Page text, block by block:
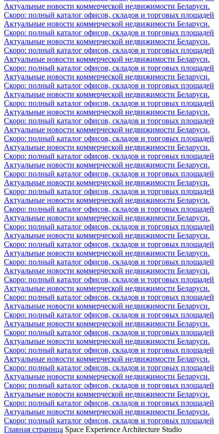
Актуальные новости коммерческой недвижимости Беларуси.
Скоро: полный каталог офисов, складов и торговых площадей
Актуальные новости коммерческой недвижимости Беларуси.
Скоро: полный каталог офисов, складов и торговых площадей
Актуальные новости коммерческой недвижимости Беларуси.
Скоро: полный каталог офисов, складов и торговых площадей
Актуальные новости коммерческой недвижимости Беларуси.
Скоро: полный каталог офисов, складов и торговых площадей
Актуальные новости коммерческой недвижимости Беларуси.
Скоро: полный каталог офисов, складов и торговых площадей
Актуальные новости коммерческой недвижимости Беларуси.
Скоро: полный каталог офисов, складов и торговых площадей
Актуальные новости коммерческой недвижимости Беларуси.
Скоро: полный каталог офисов, складов и торговых площадей
Актуальные новости коммерческой недвижимости Беларуси.
Скоро: полный каталог офисов, складов и торговых площадей
Актуальные новости коммерческой недвижимости Беларуси.
Скоро: полный каталог офисов, складов и торговых площадей
Актуальные новости коммерческой недвижимости Беларуси.
Скоро: полный каталог офисов, складов и торговых площадей
Актуальные новости коммерческой недвижимости Беларуси.
Скоро: полный каталог офисов, складов и торговых площадей
Актуальные новости коммерческой недвижимости Беларуси.
Скоро: полный каталог офисов, складов и торговых площадей
Актуальные новости коммерческой недвижимости Беларуси.
Скоро: полный каталог офисов, складов и торговых площадей
Актуальные новости коммерческой недвижимости Беларуси.
Скоро: полный каталог офисов, складов и торговых площадей
Актуальные новости коммерческой недвижимости Беларуси.
Скоро: полный каталог офисов, складов и торговых площадей
Актуальные новости коммерческой недвижимости Беларуси.
Скоро: полный каталог офисов, складов и торговых площадей
Актуальные новости коммерческой недвижимости Беларуси.
Скоро: полный каталог офисов, складов и торговых площадей
Актуальные новости коммерческой недвижимости Беларуси.
Скоро: полный каталог офисов, складов и торговых площадей
Актуальные новости коммерческой недвижимости Беларуси.
Скоро: полный каталог офисов, складов и торговых площадей
Актуальные новости коммерческой недвижимости Беларуси.
Скоро: полный каталог офисов, складов и торговых площадей
Актуальные новости коммерческой недвижимости Беларуси.
Скоро: полный каталог офисов, складов и торговых площадей
Актуальные новости коммерческой недвижимости Беларуси.
Скоро: полный каталог офисов, складов и торговых площадей
Актуальные новости коммерческой недвижимости Беларуси.
Скоро: полный каталог офисов, складов и торговых площадей
Актуальные новости коммерческой недвижимости Беларуси.
Скоро: полный каталог офисов, складов и торговых площадей
Главная страница Space Experience Architecture Studio